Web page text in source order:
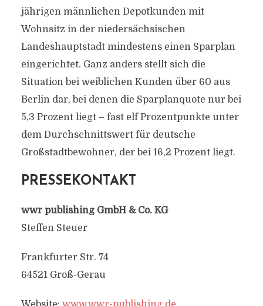
jährigen männlichen Depotkunden mit
Wohnsitz in der niedersächsischen
Landeshauptstadt mindestens einen Sparplan
eingerichtet. Ganz anders stellt sich die
Situation bei weiblichen Kunden über 60 aus
Berlin dar, bei denen die Sparplanquote nur bei
5,3 Prozent liegt – fast elf Prozentpunkte unter
dem Durchschnittswert für deutsche
Großstadtbewohner, der bei 16,2 Prozent liegt.
PRESSEKONTAKT
wwr publishing GmbH & Co. KG
Steffen Steuer
Frankfurter Str. 74
64521 Groß-Gerau